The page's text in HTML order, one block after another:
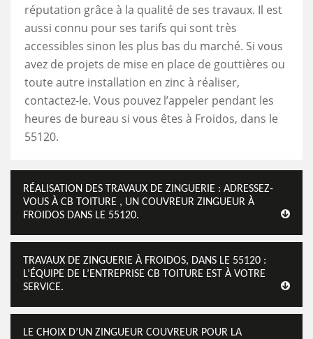
réputation grâce à la qualité de ses travaux. Il est
aussi connu pour ses tarifs qui sont très
accessibles sinon les plus bas du marché. Si vous
avez de projets de mise en place de gouttières ou
toute autre installation en zinc à réaliser,
contactez-le. Vous pouvez l’appeler pendant les
heures de bureau si vous êtes à Froidos, dans le
55120.
RÉALISATION DES TRAVAUX DE ZINGUERIE : ADRESSEZ-
VOUS À CB TOITURE , UN COUVREUR ZINGUEUR À
FROIDOS DANS LE 55120.
TRAVAUX DE ZINGUERIE À FROIDOS, DANS LE 55120 :
L’ÉQUIPE DE L’ENTREPRISE CB TOITURE EST À VOTRE
SERVICE.
LE CHOIX D’UN ZINGUEUR COUVREUR POUR LA